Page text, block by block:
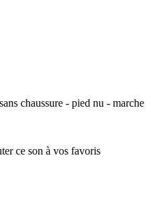
chaussure - pied nu - marche